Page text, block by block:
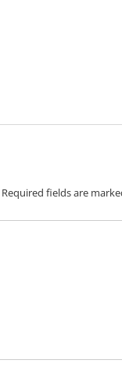
Required fields are